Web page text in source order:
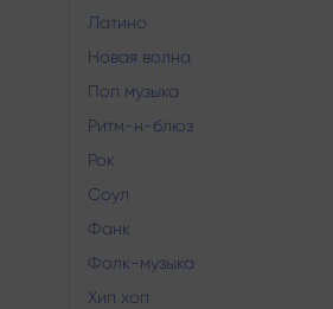
Латино
Новая волна
Поп музыка
Ритм-н-блюз
Рок
Соул
Фанк
Фолк-музыка
Хип хоп